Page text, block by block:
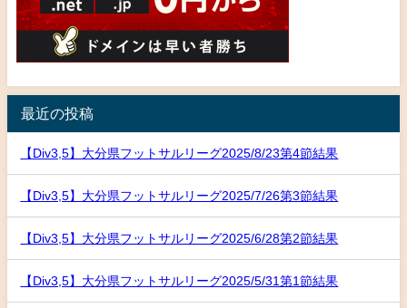
最近の投稿
【Div3,5】大分県フットサルリーグ2025/8/23第4節結果
【Div3,5】大分県フットサルリーグ2025/7/26第3節結果
【Div3,5】大分県フットサルリーグ2025/6/28第2節結果
【Div3,5】大分県フットサルリーグ2025/5/31第1節結果